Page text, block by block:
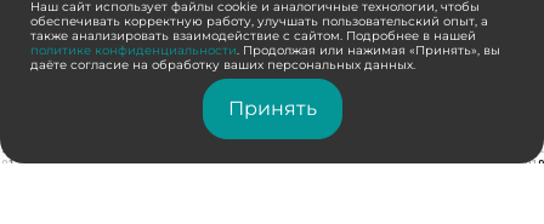
Наш сайт использует файлы cookie и аналогичные технологии, чтобы
обеспечивать корректную работу, улучшать пользовательский опыт, а
также анализировать взаимодействие с сайтом. Подробнее в нашей
политике конфиденциальности. Продолжая или нажимая «Принять», вы
даёте согласие на обработку ваших персональных данных.
Принять